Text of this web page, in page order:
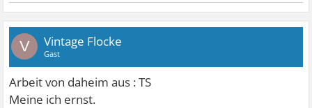
V Vintage Flocke
Gast
Arbeit von daheim aus : TS
Meine ich ernst.